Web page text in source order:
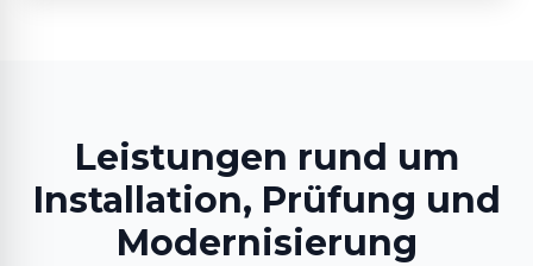
Leistungen rund um
Installation, Prüfung und
Modernisierung